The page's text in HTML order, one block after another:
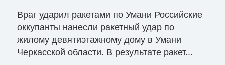
Враг ударил ракетами по Умани Российские
оккупанты нанесли ракетный удар по
жилому девятиэтажному дому в Умани
Черкасской области. В результате ракет...